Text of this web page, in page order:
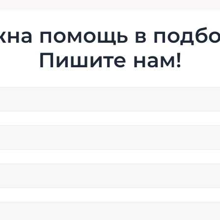
помощь в
Пишите нам!